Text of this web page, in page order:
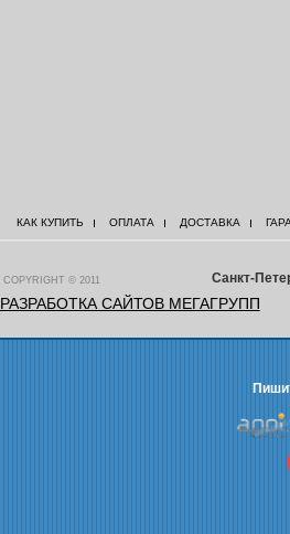
КАК КУПИТЬ ОПЛАТА ДОСТАВКА
РАЗРАБОТКА САЙТОВ МЕГАГРУПП
COPYRIGHT © 2011 Санкт-